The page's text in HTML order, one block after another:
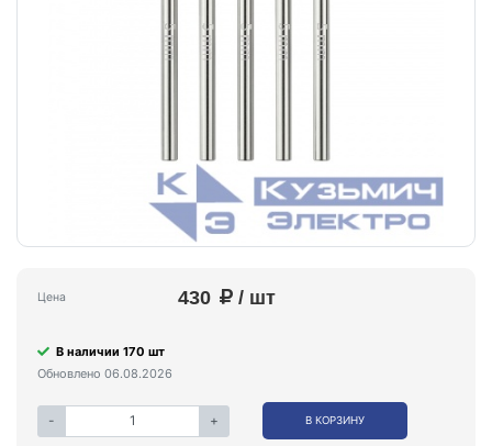
Цена 430 / шт
В наличии 170 шт
Обновлено 06.08.2026
- + В КОРЗИНУ